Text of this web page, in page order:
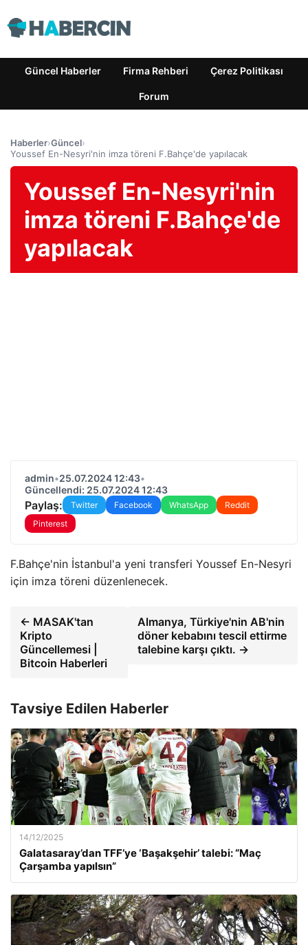
Güncel Haberler Firma Rehberi Çerez Politikası
Forum
Haberler›Güncel›
Youssef En-Nesyri'nin imza töreni F.Bahçe'de yapılacak
Youssef En-Nesyri'nin
imza töreni F.Bahçe'de
yapılacak
admin•25.07.2024 12:43•
Güncellendi: 25.07.2024 12:43
Paylaş: Twitter Facebook WhatsApp
Reddit
Pinterest
F.Bahçe'nin İstanbul'a yeni transferi Youssef En-Nesyri
için imza töreni düzenlenecek.
← MASAK'tan
Kripto
Güncellemesi |
Bitcoin Haberleri
Almanya, Türkiye'nin AB'nin
döner kebabını tescil ettirme
talebine karşı çıktı. →
Tavsiye Edilen Haberler
14/12/2025
Galatasaray’dan TFF’ye ‘Başakşehir’ talebi: “Maç
Çarşamba yapılsın”